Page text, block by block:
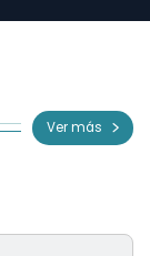
Ver más